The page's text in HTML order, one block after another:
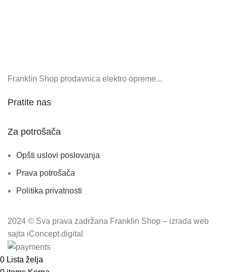
Franklin Shop prodavnica elektro opreme...
Pratite nas
Za potrošača
Opšti uslovi poslovanja
Prava potrošača
Politika privatnosti
2024 © Sva prava zadržana Franklin Shop – izrada web
sajta iConcept.digital
0 Lista želja